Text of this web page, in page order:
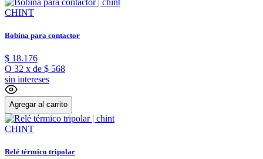
CHINT
Bobina para contactor
$ 18.176
O 32 x de $ 568
sin intereses
Agregar al carrito
CHINT
Relé térmico tripolar